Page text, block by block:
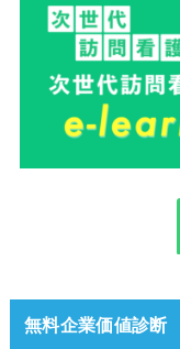
無料企業価値診断